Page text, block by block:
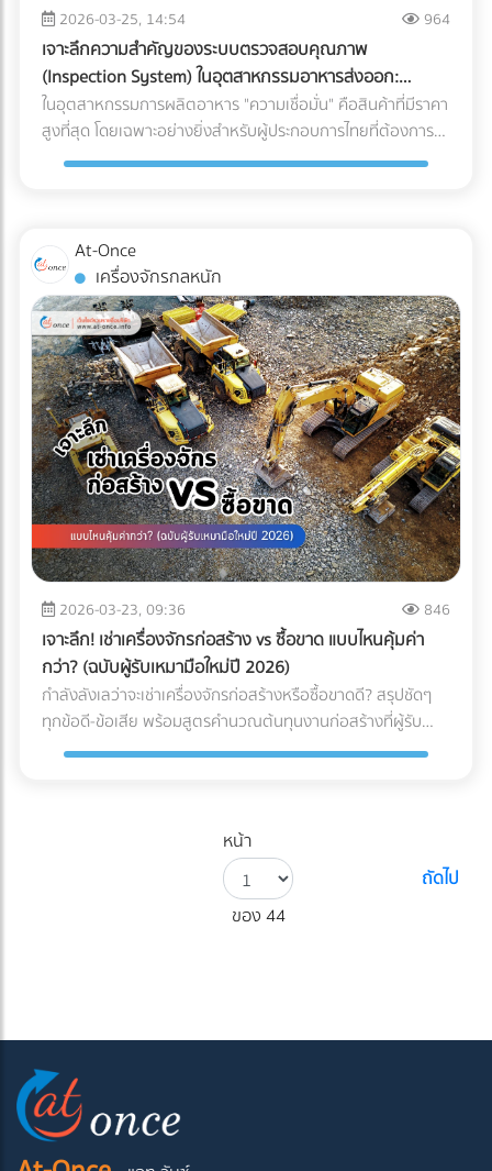
2026-03-25, 14:54 964
เจาะลึกความสำคัญของระบบตรวจสอบคุณภาพ
(Inspection System) ในอุตสาหกรรมอาหารส่งออก:
ปราการด่านสุดท้ายสู่ตลาดโลก
ในอุตสาหกรรมการผลิตอาหาร "ความเชื่อมั่น" คือสินค้าที่มีราคา
สูงที่สุด โดยเฉพาะอย่างยิ่งสำหรับผู้ประกอบการไทยที่ต้องการ
ส่งออกสินค้าไปยังตลาดต่างประเทศที่มีมาตรฐานเข้มงวดอย่าง
อัตโนมัติ หรือ Inspection System จึงไม่ใช่แค่เครื่องจักรในสาย
การผลิต แต่มันคือ "ผู้พิทักษ์แบรนด์" ที่ป้องกันความผิดพลาดที่
อาจทำลายธุรกิจได้ในชั่วข้ามคืน
At-Once
เครื่องจักรกลหนัก
2026-03-23, 09:36 846
เจาะลึก! เช่าเครื่องจักรก่อสร้าง vs ซื้อขาด แบบไหนคุ้มค่า
กว่า? (ฉบับผู้รับเหมามือใหม่ปี 2026)
กำลังลังเลว่าจะเช่าเครื่องจักรก่อสร้างหรือซื้อขาดดี? สรุปชัดๆ
ทุกข้อดี-ข้อเสีย พร้อมสูตรคำนวณต้นทุนงานก่อสร้างที่ผู้รับ
เหมามือใหม่ต้องรู้ก่อนตัดสินใจ!
หน้า
ของ 44
ถัดไป